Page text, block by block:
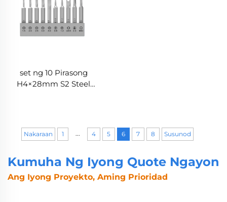
set ng 10 Pirasong
H4×28mm S2 Steel
Nakaraan 1 ... 4 5 6 7 8 Susunod
Kumuha Ng Iyong Quote Ngayon
Ang Iyong Proyekto, Aming Prioridad